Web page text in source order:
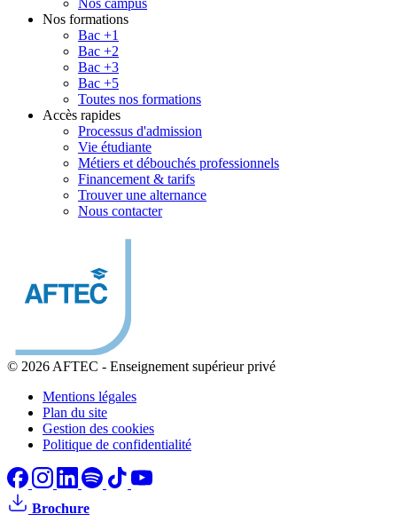
Nos formations
Bac +1
Bac +2
Bac +3
Bac +5
Toutes nos formations
Accès rapides
Processus d'admission
Vie étudiante
Métiers et débouchés professionnels
Financement & tarifs
Trouver une alternance
Nous contacter
© 2026 AFTEC - Enseignement supérieur privé
Mentions légales
Plan du site
Gestion des cookies
Politique de confidentialité
Brochure